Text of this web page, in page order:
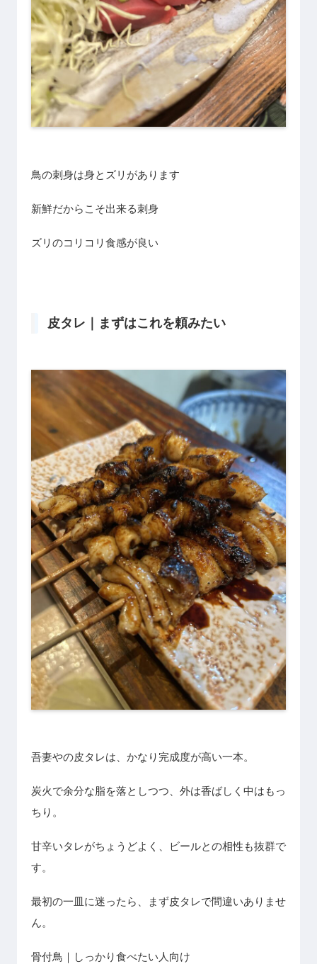
鳥の刺身は身とズリがあります
新鮮だからこそ出来る刺身
ズリのコリコリ食感が良い
皮タレ｜まずはこれを頼みたい
吾妻やの皮タレは、かなり完成度が高い一本。
炭火で余分な脂を落としつつ、外は香ばしく中はもっ
ちり。
甘辛いタレがちょうどよく、ビールとの相性も抜群で
す。
最初の一皿に迷ったら、まず皮タレで間違いありませ
ん。
骨付鳥｜しっかり食べたい人向け